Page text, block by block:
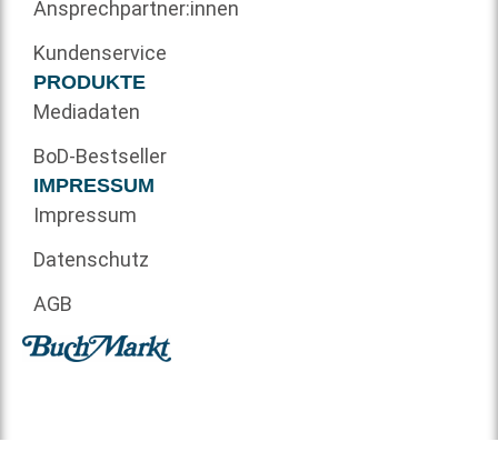
Ansprechpartner:innen
Kundenservice
PRODUKTE
Mediadaten
BoD-Bestseller
IMPRESSUM
Impressum
Datenschutz
AGB